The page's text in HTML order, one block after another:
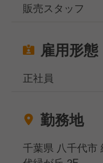
販売スタッフ
雇用形態
正社員
勤務地
千葉県 八千代市